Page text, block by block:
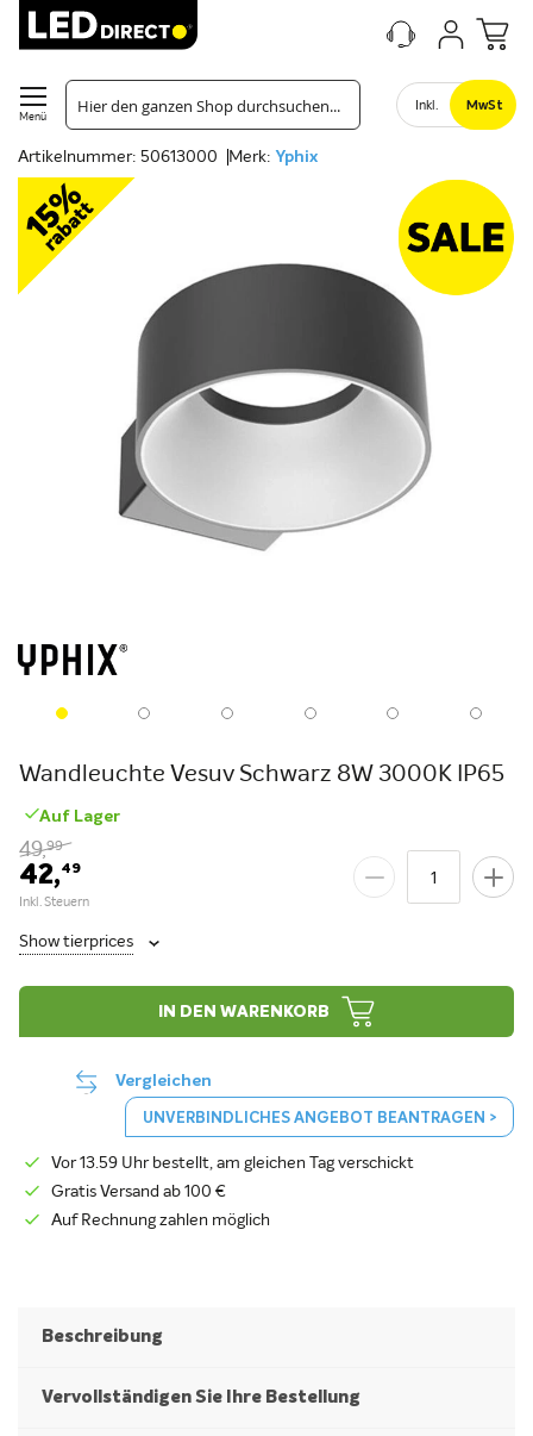
Menü
Inkl. MwSt
Artikelnummer: 50613000 Merk: Yphix
Wandleuchte Vesuv Schwarz 8W 3000K IP65
Auf Lager
42,49
49,99
Show tierprices
IN DEN WARENKORB
Vergleichen
UNVERBINDLICHES ANGEBOT BEANTRAGEN >
Vor 13.59 Uhr bestellt, am gleichen Tag verschickt
Gratis Versand ab 100 €
Auf Rechnung zahlen möglich
Beschreibung
Vervollständigen Sie Ihre Bestellung